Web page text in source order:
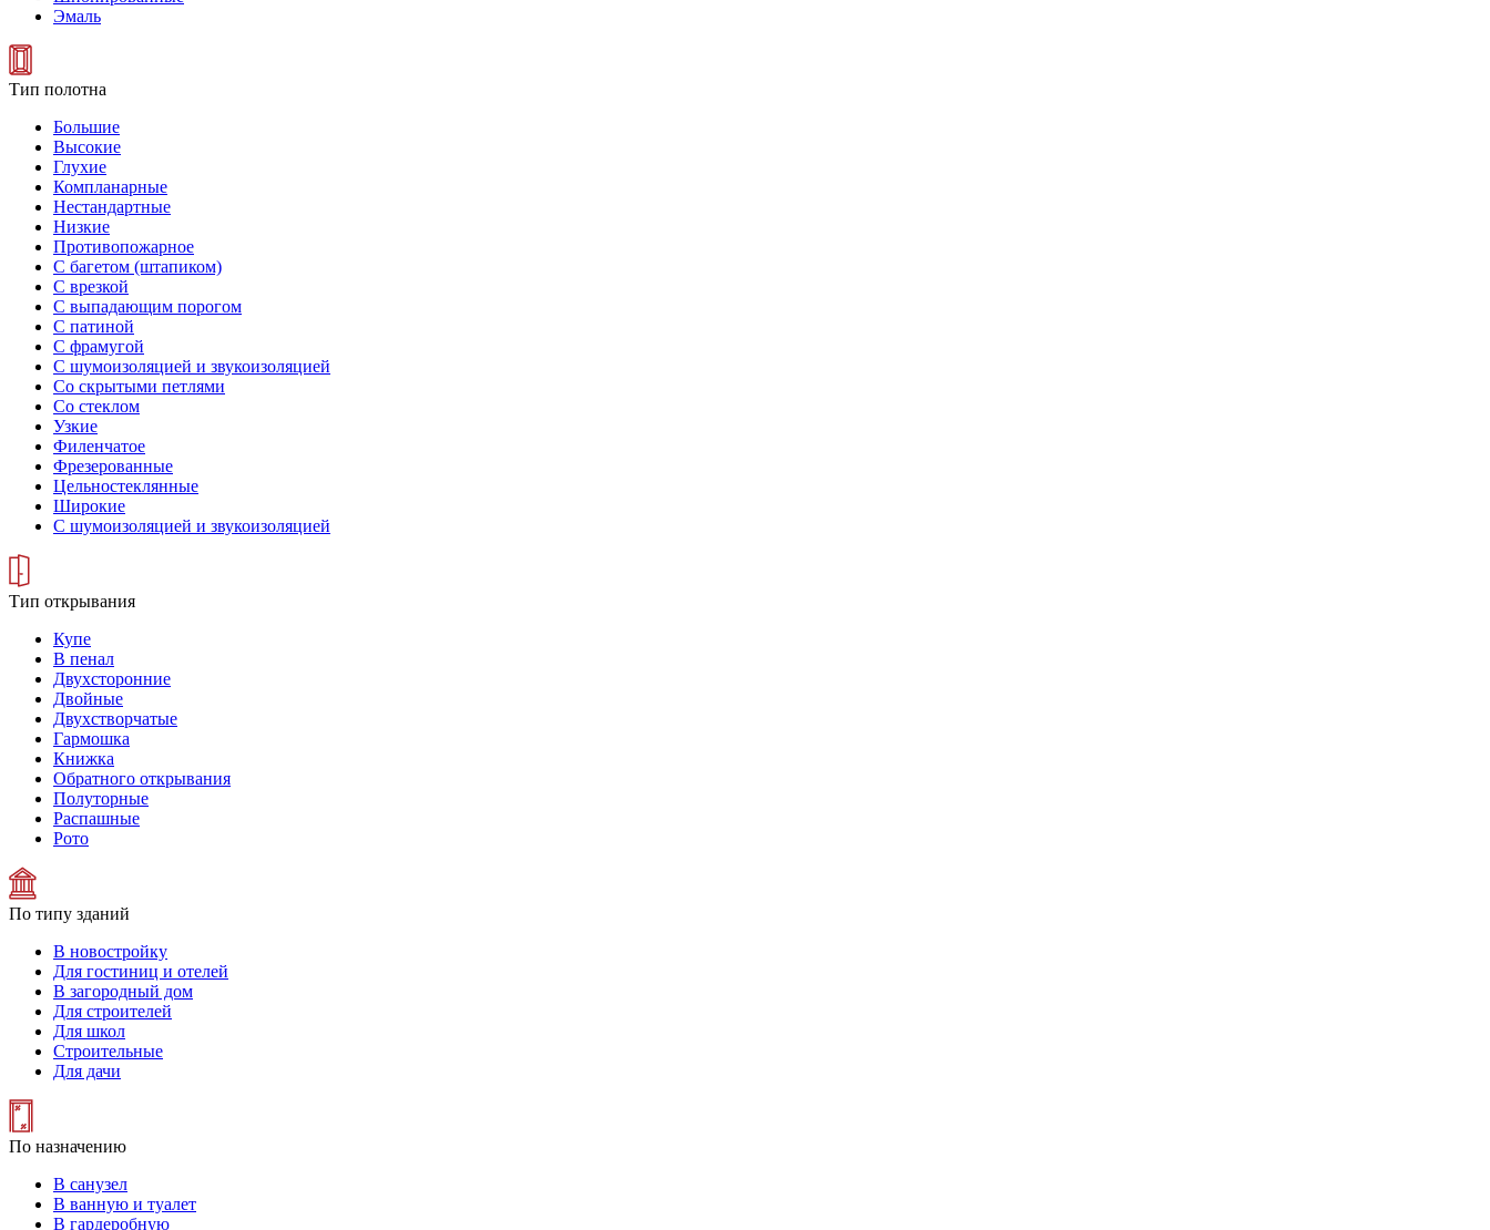
Эмаль
Тип полотна
Большие
Высокие
Глухие
Компланарные
Нестандартные
Низкие
Противопожарное
С багетом (штапиком)
С врезкой
С выпадающим порогом
С патиной
С фрамугой
С шумоизоляцией и звукоизоляцией
Со скрытыми петлями
Со стеклом
Узкие
Филенчатое
Фрезерованные
Цельностеклянные
Широкие
С шумоизоляцией и звукоизоляцией
Тип открывания
Купе
В пенал
Двухсторонние
Двойные
Двухстворчатые
Гармошка
Книжка
Обратного открывания
Полуторные
Распашные
Рото
По типу зданий
В новостройку
Для гостиниц и отелей
В загородный дом
Для строителей
Для школ
Строительные
Для дачи
По назначению
В санузел
В ванную и туалет
В гардеробную